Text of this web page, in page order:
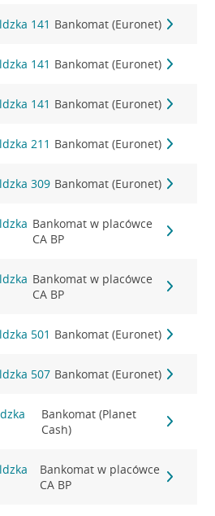
141 Bankomat (Euronet)
141 Bankomat (Euronet)
141 Bankomat (Euronet)
211 Bankomat (Euronet)
309 Bankomat (Euronet)
Bankomat w placówce
CA BP
Bankomat w placówce
CA BP
501 Bankomat (Euronet)
507 Bankomat (Euronet)
Bankomat (Planet
Cash)
Bankomat w placówce
CA BP